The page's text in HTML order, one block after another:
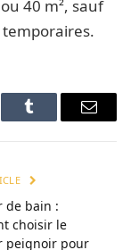
40 m², sauf
Tumblr Email
de bain :
choisir le
peignoir pour